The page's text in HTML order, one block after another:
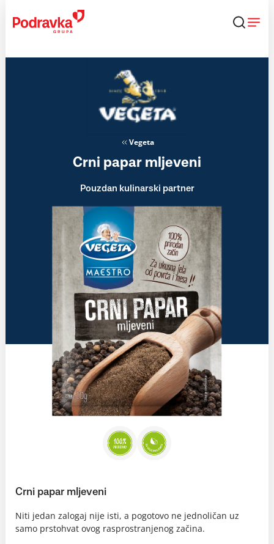
content
Vegeta
Crni papar mljeveni
Pouzdan kulinarski partner
Crni papar mljeveni
Niti jedan zalogaj nije isti, a pogotovo ne jednoličan uz
samo prstohvat ovog rasprostranjenog začina.